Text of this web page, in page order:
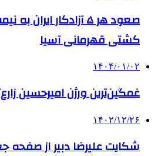
صعود هر ۵ آزادکار
کشتی قهرمانی آسیا
۱۴۰۴/۰۱/۰۲
غمگین‌ترین ورژن امیرحسین
۱۴۰۲/۱۲/۲۶
شکایت علیرضا دبیر از